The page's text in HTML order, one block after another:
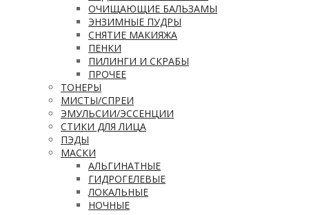
ОЧИЩАЮЩИЕ БАЛЬЗАМЫ
ЭНЗИМНЫЕ ПУДРЫ
СНЯТИЕ МАКИЯЖА
ПЕНКИ
ПИЛИНГИ И СКРАБЫ
ПРОЧЕЕ
ТОНЕРЫ
МИСТЫ/СПРЕИ
ЭМУЛЬСИИ/ЭССЕНЦИИ
СТИКИ ДЛЯ ЛИЦА
ПЭДЫ
МАСКИ
АЛЬГИНАТНЫЕ
ГИДРОГЕЛЕВЫЕ
ЛОКАЛЬНЫЕ
НОЧНЫЕ